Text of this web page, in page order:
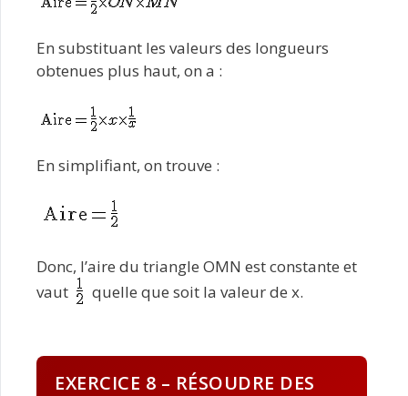
En substituant les valeurs des longueurs
obtenues plus haut, on a :
En simplifiant, on trouve :
Donc, l’aire du triangle OMN est constante et
vaut
quelle que soit la valeur de x.
EXERCICE 8 – RÉSOUDRE DES